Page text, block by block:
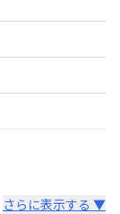
さらに表示する ▼